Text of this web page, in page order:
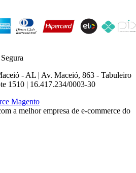
- AL | Av. Maceió, 863 - Tabuleiro
1510 | 16.417.234/0003-30
a melhor empresa de e-commerce do